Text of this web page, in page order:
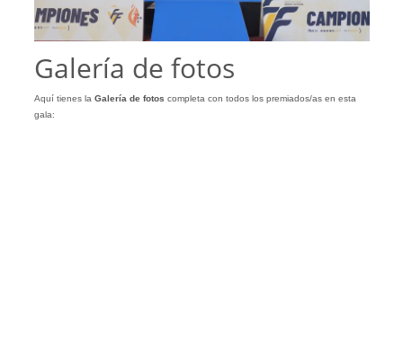
Galería de fotos
Aquí tienes la Galería de fotos completa con todos los premiados/as en esta
gala: